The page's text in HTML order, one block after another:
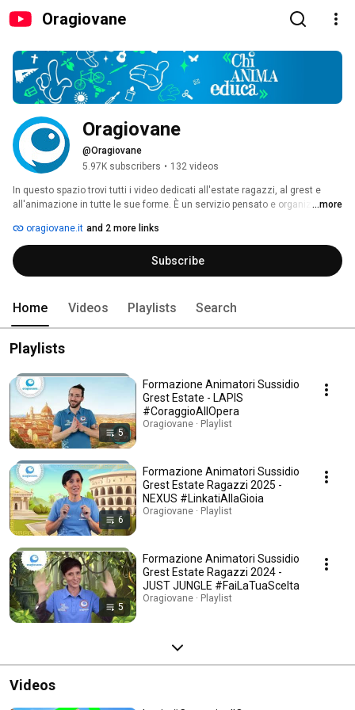
Oragiovane
Oragiovane
@Oragiovane
5.97K subscribers • 132 videos
In questo spazio trovi tutti i video dedicati all'estate ragazzi, al grest e
all'animazione in tutte le sue forme. È un servizio pensato e organizzato
nell'animazione culturale un metodo per creare un società più vera
attraverso uno stare insieme con stile ai giovani_ CHI ANIMA EDUCA
...more
oragiovane.it and 2 more links
Subscribe
Home Videos Playlists Search
Playlists
5
Formazione Animatori Sussidio
Grest Estate - LAPIS
#CoraggioAllOpera
Oragiovane · Playlist
6
Formazione Animatori Sussidio
Grest Estate Ragazzi 2025 -
NEXUS #LinkatiAllaGioia
Oragiovane · Playlist
5
Formazione Animatori Sussidio
Grest Estate Ragazzi 2024 -
JUST JUNGLE #FaiLaTuaScelta
Oragiovane · Playlist
Videos